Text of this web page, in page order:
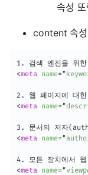
속성
content 속성
<meta name= "
<meta name= "
<meta name= "
<meta name= "